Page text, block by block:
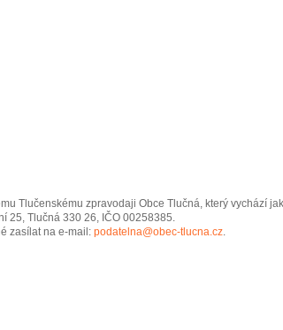
Tlučenskému zpravodaji Obce Tlučná, který vychází
25, Tlučná 330 26, IČO 00258385.
zasílat na e-mail: podatelna@obec-tlucna.cz.